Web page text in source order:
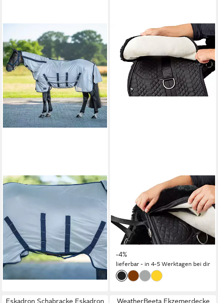
BUSSE
Pferde-Fliegendecke Busse
Superb AB
89,10 €
UVP 99,00 €
-10%
lieferbar - in 6-7 Werktagen bei dir
ENGEL REITSPORT
Dressursattel Fellsattel aus
echtem Lammfell und
robustem Steppstoff
aufpolsterbar, (1-St)
ab 269,00 € UVP280,00 €
-4%
lieferbar - in 4-5 Werktagen bei dir
Eskadron Schabracke Eskadron
WeatherBeeta Ekzemerdecke